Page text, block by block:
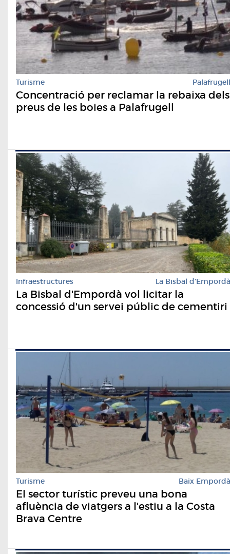
Turisme Palafrugell
Concentració per reclamar la rebaixa dels
preus de les boies a Palafrugell
Infraestructures La Bisbal d'Empordà
La Bisbal d'Empordà vol licitar la
concessió d'un servei públic de cementiri
Turisme Baix Empordà
El sector turístic preveu una bona
afluència de viatgers a l'estiu a la Costa
Brava Centre